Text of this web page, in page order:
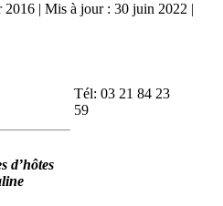
2016 | Mis à jour : 30 juin 2022 |
Tél: 03 21 84 23
59
d’hôtes